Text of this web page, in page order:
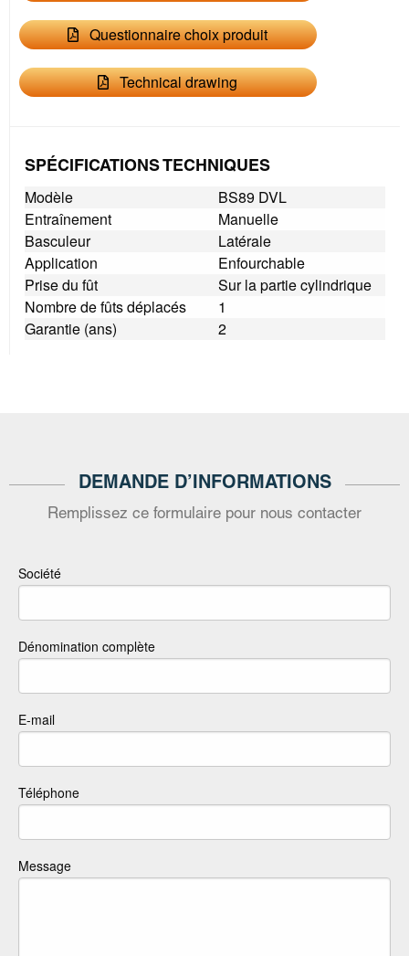
Questionnaire choix produit
Technical drawing
SPÉCIFICATIONS TECHNIQUES
Modèle
BS89 DVL
Entraînement
Manuelle
Basculeur
Latérale
Application
Enfourchable
Prise du fût
Sur la partie cylindrique
Nombre de fûts déplacés
1
Garantie (ans)
2
DEMANDE D’INFORMATIONS
Remplissez ce formulaire pour nous contacter
Société
Dénomination complète
E-mail
Téléphone
Message